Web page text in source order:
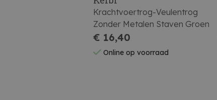
Krachtvoertrog-Veulentrog
Zonder Metalen Staven Groen
€ 16,40
Online op voorraad